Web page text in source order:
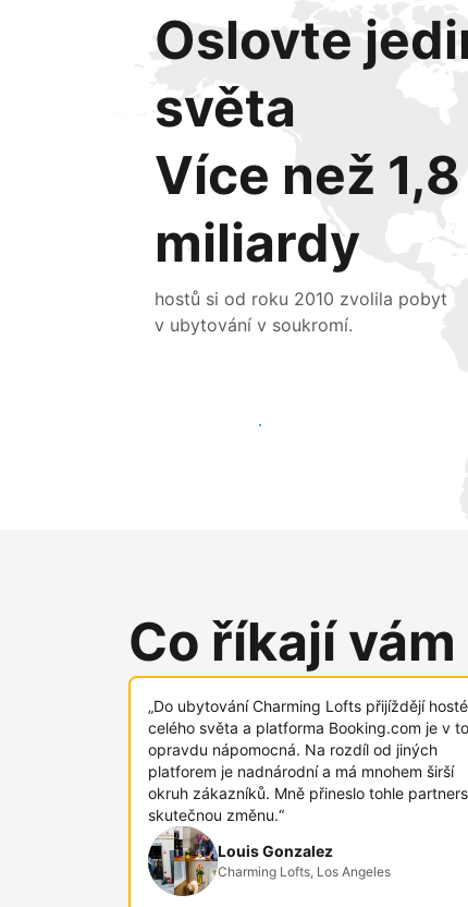
Oslovte
světa
Více než 1,8
miliardy
hostů si od roku 2010 zvolila pobyt
v ubytování v soukromí.
Oslovit nové hosty už dnes
Co říkají
„Do ubytování Charming Lofts přijíždějí
celého světa a platforma Booking.com je v
opravdu nápomocná. Na rozdíl od jiných
platforem je nadnárodní a má mnohem širší
okruh zákazníků. Mně přineslo tohle
skutečnou změnu.“
Louis Gonzalez
Charming Lofts, Los Angeles